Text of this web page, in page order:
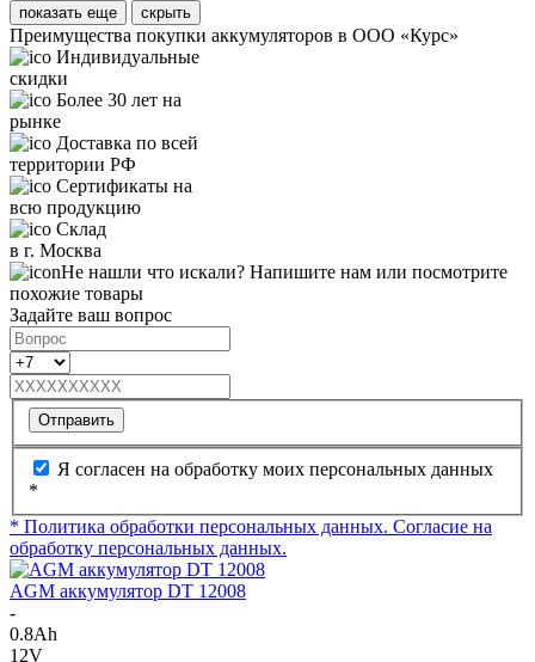
показать еще скрыть
Преимущества покупки аккумуляторов в ООО «Курс»
Индивидуальные
скидки
Более 30 лет на
рынке
Доставка по всей
территории РФ
Сертификаты на
всю продукцию
Склад
в г. Москва
Не нашли что искали? Напишите нам или посмотрите
похожие товары
Задайте ваш вопрос
Отправить
Я согласен на обработку моих персональных данных
*
* Политика обработки персональных данных. Согласие на
обработку персональных данных.
AGM аккумулятор DT 12008
-
0.8Ah
12V